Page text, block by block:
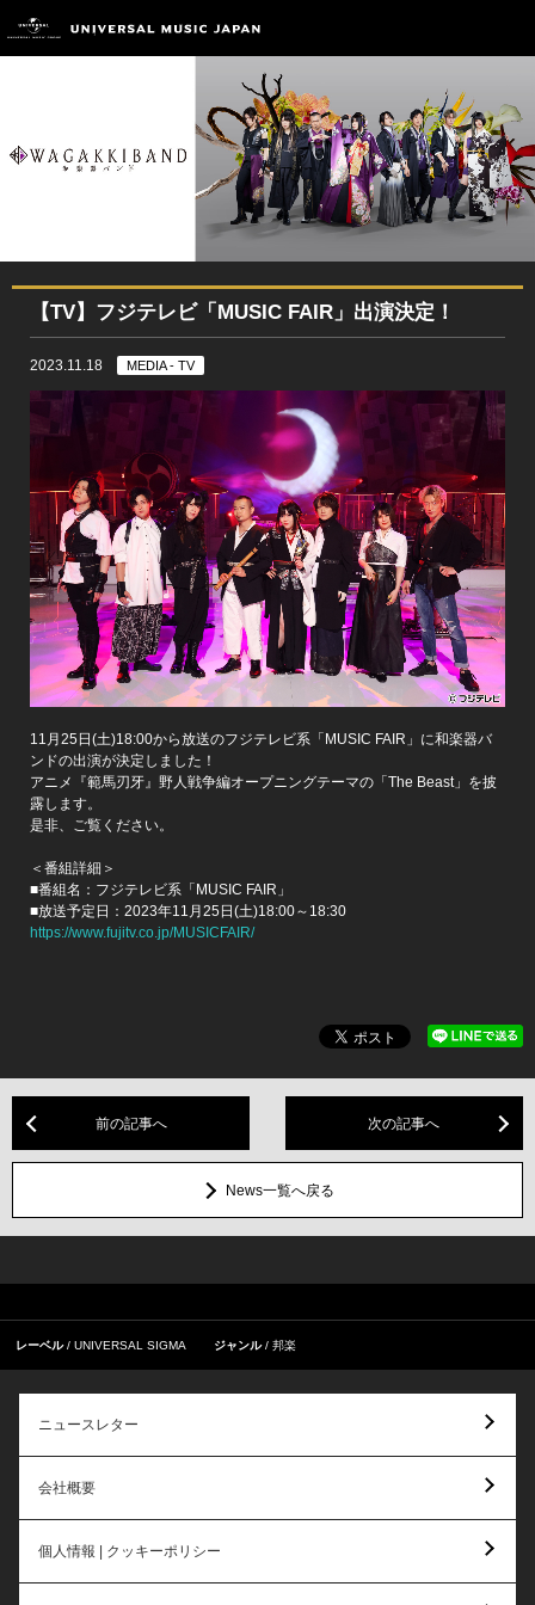
【TV】フジテレビ「MUSIC FAIR」出演決定！
2023.11.18 MEDIA - TV
11月25日(土)18:00から放送のフジテレビ系「MUSIC FAIR」に和楽器バ
ンドの出演が決定しました！
アニメ『範馬刃牙』野人戦争編オープニングテーマの「The Beast」を披
露します。
是非、ご覧ください。
＜番組詳細＞
■番組名：フジテレビ系「MUSIC FAIR」
■放送予定日：2023年11月25日(土)18:00～18:30
https://www.fujitv.co.jp/MUSICFAIR/
前の記事へ 次の記事へ
News一覧へ戻る
レーベル UNIVERSAL SIGMA ジャンル 邦楽
ニュースレター
会社概要
個人情報 | クッキーポリシー